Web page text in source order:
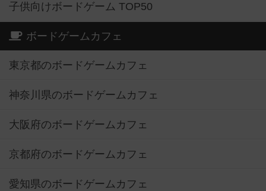
子供向けボードゲーム TOP50
ボードゲームカフェ
東京都のボードゲームカフェ
神奈川県のボードゲームカフェ
大阪府のボードゲームカフェ
京都府のボードゲームカフェ
愛知県のボードゲームカフェ